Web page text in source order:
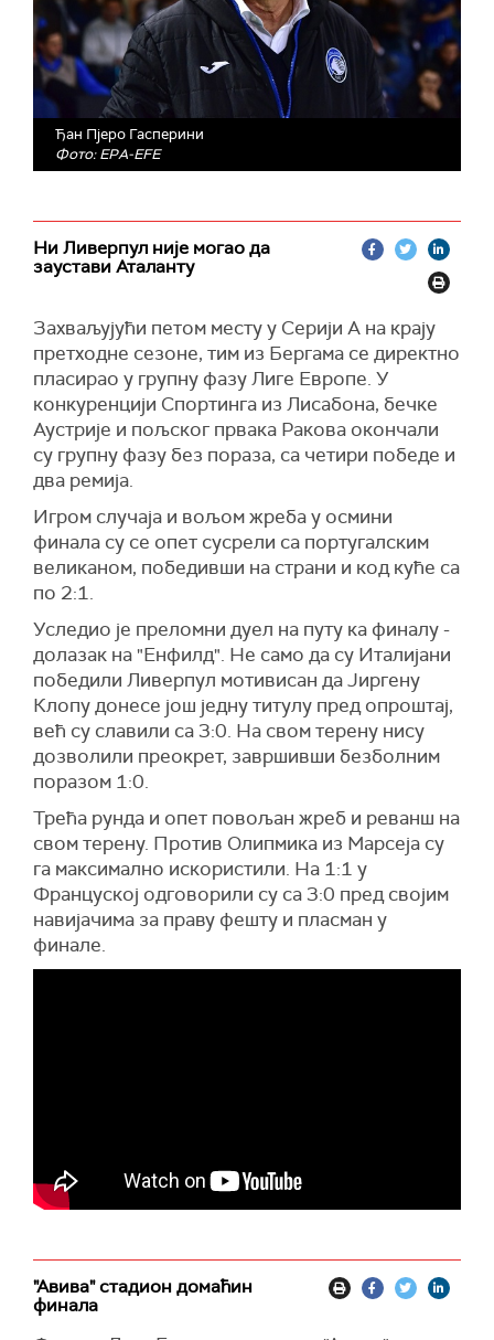
Ђан Пјерo Гасперини
Фото: EPA-EFE
Ни Ливерпул није могао да
заустави Аталанту
Захваљујући петом месту у Серији А на крају
претходне сезоне, тим из Бергама се директно
пласирао у групну фазу Лиге Европе. У
конкуренцији Спортинга из Лисабона, бечке
Аустрије и пољског првака Ракова окончали
су групну фазу без пораза, са четири победе и
два ремија.
Игром случаја и вољом жреба у осмини
финала су се опет сусрели са португалским
великаном, победивши на страни и код куће са
по 2:1.
Уследио је преломни дуел на путу ка финалу -
долазак на "Енфилд". Не само да су Италијани
победили Ливерпул мотивисан да Јиргену
Клопу донесе још једну титулу пред опроштај,
већ су славили са 3:0. На свом терену нису
дозволили преокрет, завршивши безболним
поразом 1:0.
Трећа рунда и опет повољан жреб и реванш на
свом терену. Против Олипмика из Марсеја су
га максимално искористили. На 1:1 у
Француској одговорили су са 3:0 пред својим
навијачима за праву фешту и пласман у
финале.
"Авива" стадион домаћин
финала